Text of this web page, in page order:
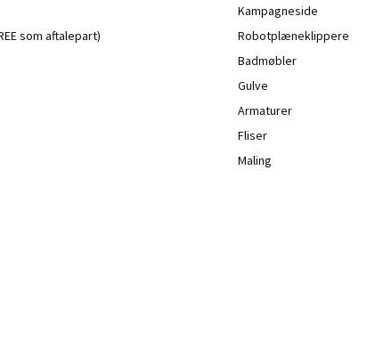
som aftalepart)
Kampagneside
Robotplæneklippere
Badmøbler
Gulve
Armaturer
Fliser
Maling